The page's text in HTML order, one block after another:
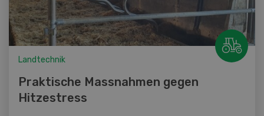
Landtechnik
Praktische Massnahmen gegen
Hitzestress